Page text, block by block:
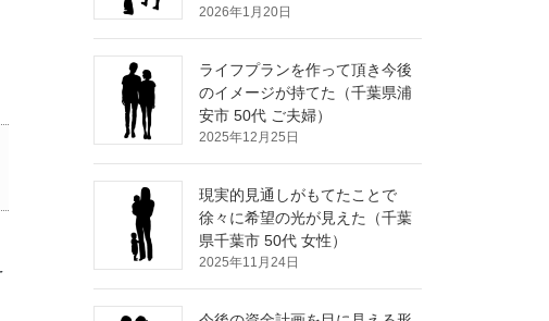
2026年1月20日
ライフプランを作って頂き今後
のイメージが持てた（千葉県浦
安市 50代 ご夫婦）
2025年12月25日
現実的見通しがもてたことで
徐々に希望の光が見えた（千葉
県千葉市 50代 女性）
2025年11月24日